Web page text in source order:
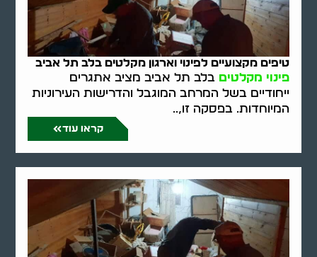
טיפים מקצועיים לפינוי וארגון מקלטים בלב תל אביב
פינוי מקלטים בלב תל אביב מציב אתגרים
ייחודיים בשל המרחב המוגבל והדרישות העירוניות
המיוחדות. בפסקה זו,..
קראו עוד